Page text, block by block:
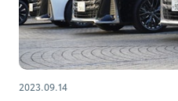
2023.09.14